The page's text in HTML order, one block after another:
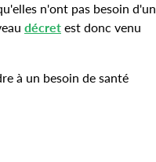
n'ont pas besoin d'un
décret est donc venu
à un besoin de santé